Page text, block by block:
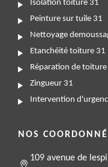
Isolation toiture 31
Peinture sur tuile 31
Nettoyage
Etanchéité toiture 31
Réparation de toiture
Zingueur 31
Intervention
NOS
109 avenue de